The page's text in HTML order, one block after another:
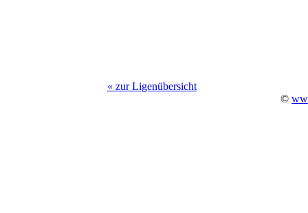
« zur Ligenübersicht
©